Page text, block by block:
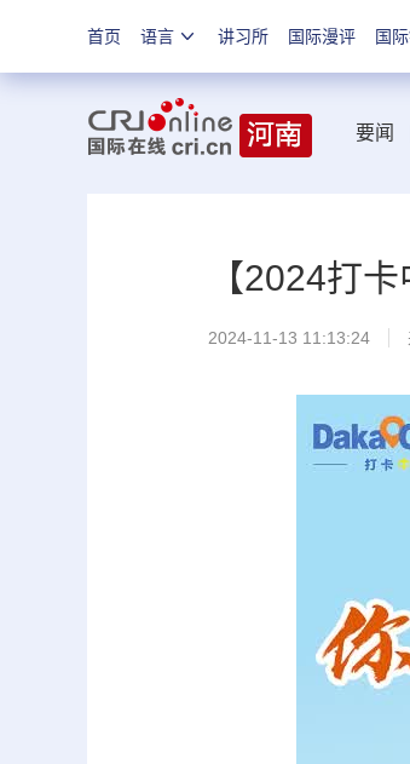
首页 语言 讲习所 国际漫评 国
要闻
【2024打
2024-11-13 11:13:24